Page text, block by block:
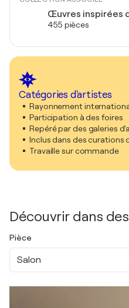
Œuvres inspirées
455 pièces
Catégories d'artistes
Rayonnement
Participation à des foires
Repéré par des galeries
Inclus dans des curations
Travaille sur commande
Découvrir dans
Pièce
Salon